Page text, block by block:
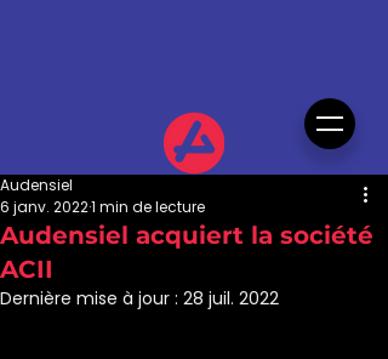
Audensiel acquiert la société
ACII
Audensiel
6 janv. 20221 min de lecture
Dernière mise à jour : 28 juil. 2022